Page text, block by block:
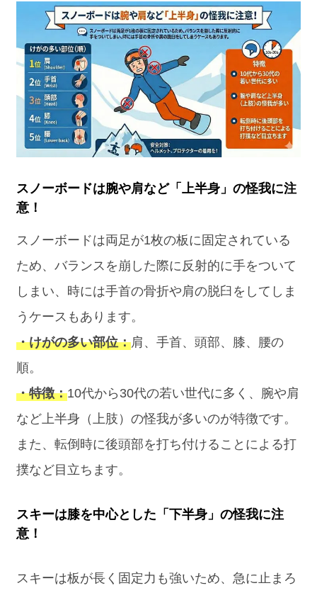
スノーボードは腕や肩など「上半身」の怪我に注
意！
スノーボードは両足が1枚の板に固定されている
ため、バランスを崩した際に反射的に手をついて
しまい、時には手首の骨折や肩の脱臼をしてしま
うケースもあります。
・けがの多い部位：肩、手首、頭部、膝、腰の
順。
・特徴：10代から30代の若い世代に多く、腕や肩
など上半身（上肢）の怪我が多いのが特徴です。
また、転倒時に後頭部を打ち付けることによる打
撲など目立ちます。
スキーは膝を中心とした「下半身」の怪我に注
意！
スキーは板が長く固定力も強いため、急に止まろ